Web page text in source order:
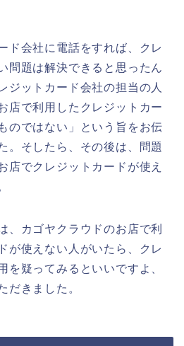
ド会社に電話をすれば、クレ
問題は解決できると思ったん
ジットカード会社の担当の人
店で利用したクレジットカー
のではない」という旨をお伝
。そしたら、その後は、問題
店でクレジットカードが使え
、カゴヤクラウドのお店で利
が使えない人がいたら、クレ
を疑ってみるといいですよ、
だきました。